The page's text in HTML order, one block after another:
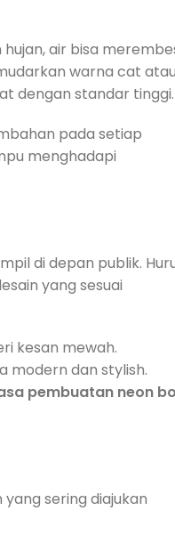
air bisa
warna cat
dengan standar tinggi.
pada setiap
menghadapi
di depan publik.
yang sesuai
kesan mewah.
modern dan stylish.
pembuatan neon
sering diajukan